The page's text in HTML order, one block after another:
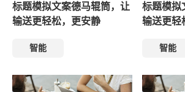
标题模拟文案德马辊筒，让
输送更轻松，更安静
智能
标题模拟
输送更轻
智能